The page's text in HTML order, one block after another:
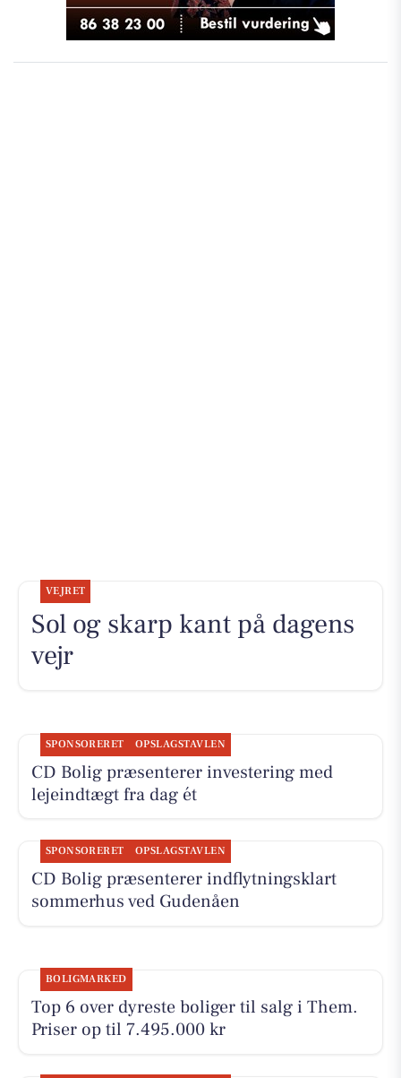
VEJRET
Sol og skarp kant på dagens
vejr
SPONSORERET OPSLAGSTAVLEN
CD Bolig præsenterer investering med
lejeindtægt fra dag ét
SPONSORERET OPSLAGSTAVLEN
CD Bolig præsenterer indflytningsklart
sommerhus ved Gudenåen
BOLIGMARKED
Top 6 over dyreste boliger til salg i Them.
Priser op til 7.495.000 kr